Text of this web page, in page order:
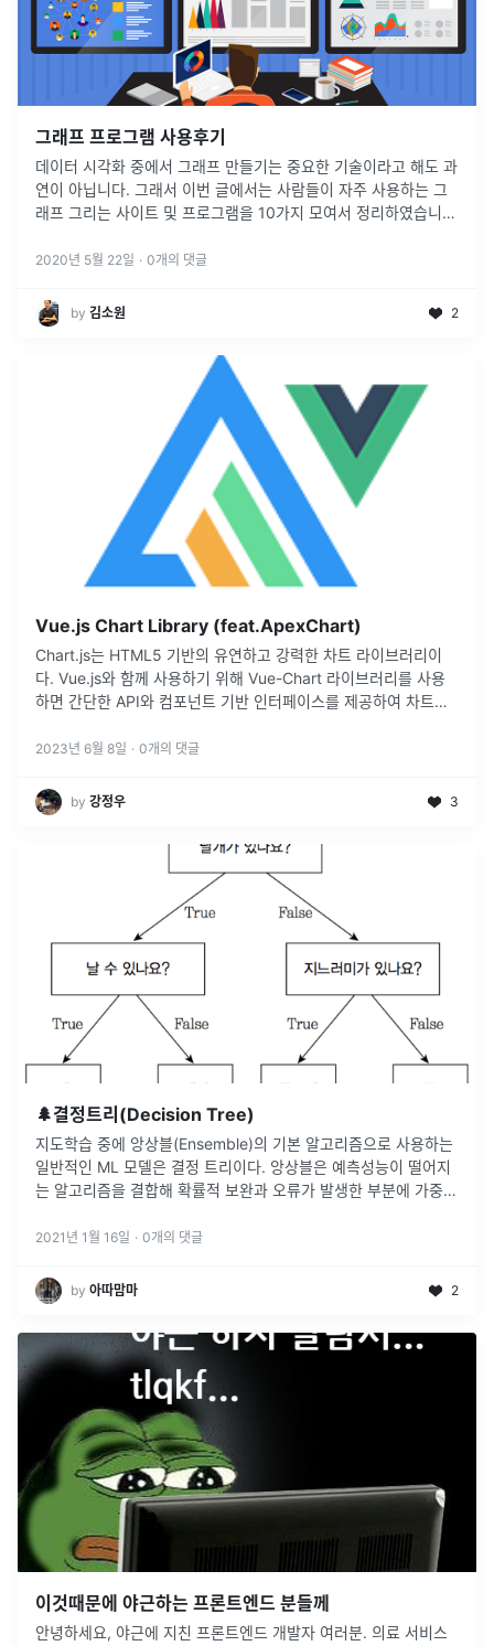
그래프 프로그램 사용후기
데이터 시각화 중에서 그래프 만들기는 중요한 기술이라고 해도 과
연이 아닙니다. 그래서 이번 글에서는 사람들이 자주 사용하는 그
래프 그리는 사이트 및 프로그램을 10가지 모여서 정리하였습니
건 어떨까 합니다 ...
2020년 5월 22일 · 0개의 댓글
by 김소원 2
Vue.js Chart Library (feat.ApexChart)
Chart.js는 HTML5 기반의 유연하고 강력한 차트 라이브러리이
다. Vue.js와 함께 사용하기 위해 Vue-Chart 라이브러리를 사용
하면 간단한 API와 컴포넌트 기반 인터페이스를 제공하여 차트를
2023년 6월 8일 · 0개의 댓글
by 강정우 3
🌲결정트리(Decision Tree)
지도학습 중에 앙상블(Ensemble)의 기본 알고리즘으로 사용하는
일반적인 ML 모델은 결정 트리이다. 앙상블은 예측성능이 떨어지
는 알고리즘을 결합해 확률적 보완과 오류가 발생한 부분에 가중치
약한 학습기...
2021년 1월 16일 · 0개의 댓글
by 아따맘마 2
이것때문에 야근하는 프론트엔드 분들께
안녕하세요, 야근에 지친 프론트엔드 개발자 여러분. 의료 서비스